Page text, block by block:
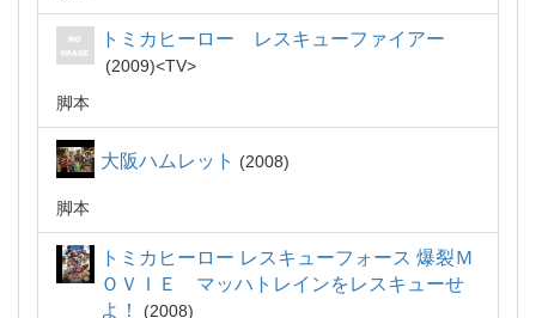
トミカヒーロー レスキューファイアー
2009
TV
脚本
大阪ハムレット 2008
脚本
トミカヒーロー レスキューフォース 爆裂Ｍ
ＯＶＩＥ マッハトレインをレスキューせ
よ！
2008